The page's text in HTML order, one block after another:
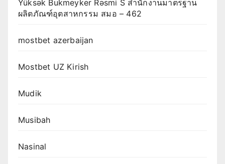
Yüksək Bukmeyker Rəsmi S สำนักงานมาตรฐาน
ผลิตภัณฑ์อุตสาหกรรม สมอ – 462
mostbet azerbaijan
Mostbet UZ Kirish
Mudik
Musibah
Nasinal